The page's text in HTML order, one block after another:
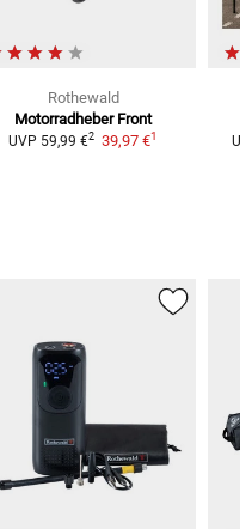
Rothewald
Motorradheber Front
UVP 59,99 €2 39,97 €1